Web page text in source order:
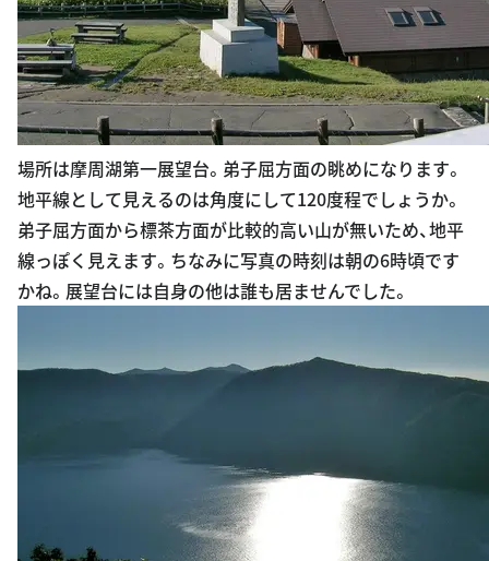
場所は摩周湖第一展望台。弟子屈方面の眺めになります。
地平線として見えるのは角度にして120度程でしょうか。
弟子屈方面から標茶方面が比較的高い山が無いため、地平
線っぽく見えます。ちなみに写真の時刻は朝の6時頃です
かね。展望台には自身の他は誰も居ませんでした。